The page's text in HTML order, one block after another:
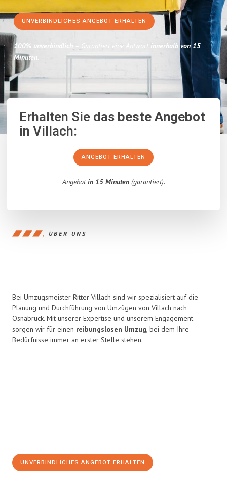
UNVERBINDLICHES ANGEBOT ERHALTEN
100% unverbindlich – Garantiert eine Antwort innerhalb von 15
Minuten.
Erhalten Sie dasbeste Angebot
in Villach:
ANGEBOT ERHALTEN
Angebotin 15 Minuten(garantiert).
ÜBER UNS
Bei Umzugsmeister Ritter Villach sind wir spezialisiert auf die
Planung und Durchführung von Umzügen von Villach nach
Osnabrück. Mit unserer Expertise und unserem Engagement
sorgen wir für einen reibungslosen Umzug, bei dem Ihre
Bedürfnisse immer an erster Stelle stehen.
UNVERBINDLICHES ANGEBOT ERHALTEN